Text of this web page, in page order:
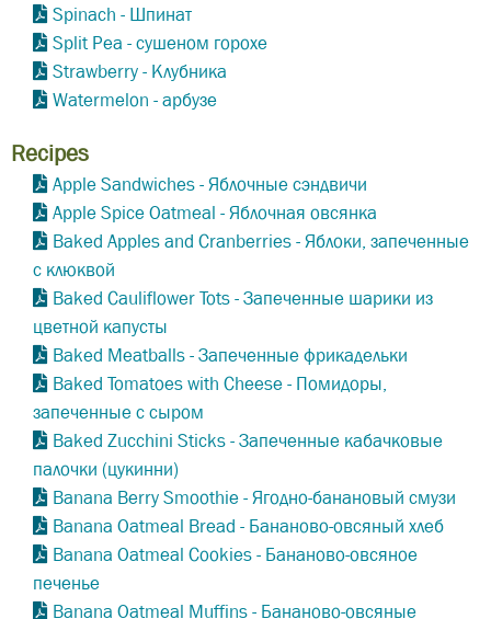
Spinach - Шпинат
Split Pea - сушеном горохе
Strawberry - Клубника
Watermelon - арбузе
Recipes
Apple Sandwiches - Яблочные сэндвичи
Apple Spice Oatmeal - Яблочная овсянка
Baked Apples and Cranberries - Яблоки, запеченные
с клюквой
Baked Cauliflower Tots - Запеченные шарики из
цветной капусты
Baked Meatballs - Запеченные фрикадельки
Baked Tomatoes with Cheese - Помидоры,
запеченные с сыром
Baked Zucchini Sticks - Запеченные кабачковые
палочки (цукинни)
Banana Berry Smoothie - Ягодно-банановый смузи
Banana Oatmeal Bread - Бананово-овсяный хлеб
Banana Oatmeal Cookies - Бананово-овсяное
печенье
Banana Oatmeal Muffins - Бананово-овсяные